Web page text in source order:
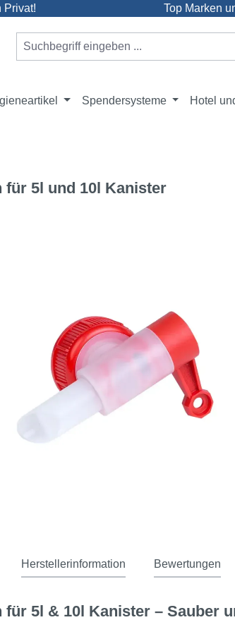
Privat! Top Marken
Spendersysteme Hotel
für 5l und 10l Kanister
Herstellerinformation Bewertungen
für 5l & 10l Kanister – Sauber